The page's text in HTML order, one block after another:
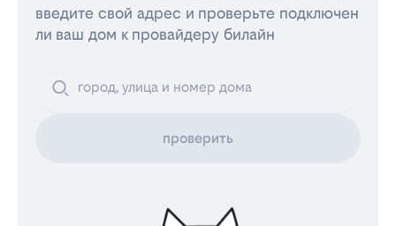
введите свой адрес и проверьте подключен
ли ваш дом к провайдеру билайн
проверить